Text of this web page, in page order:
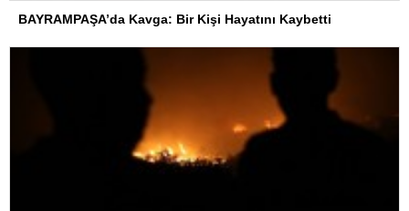
BAYRAMPAŞA’da Kavga: Bir Kişi Hayatını Kaybetti